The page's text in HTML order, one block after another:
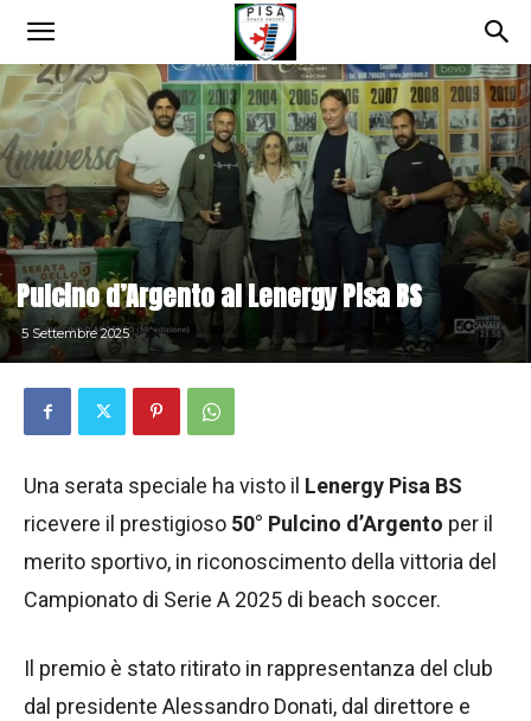
Pulcino d’Argento al Lenergy Pisa BS
5 Settembre 2025
Una serata speciale ha visto il Lenergy Pisa BS
ricevere il prestigioso 50° Pulcino d’Argento per il
merito sportivo, in riconoscimento della vittoria del
Campionato di Serie A 2025 di beach soccer.
Il premio è stato ritirato in rappresentanza del club
dal presidente Alessandro Donati, dal direttore e